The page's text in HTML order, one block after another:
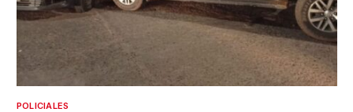
POLICIALES